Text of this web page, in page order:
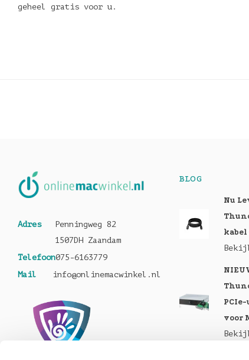
geheel gratis voor u.
Adres
Penningweg 82
1507DH Zaandam
Telefoon075-6163779
Mail
info@onlinemacwinkel.nl
BLOG
Nu
voor